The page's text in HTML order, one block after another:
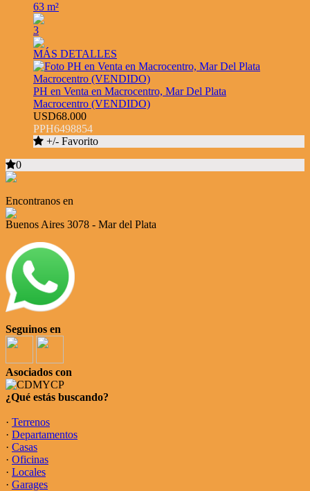
63 m²
3
MÁS DETALLES
PH en Venta en Macrocentro, Mar Del Plata
Macrocentro (VENDIDO)
USD68.000
PPH6498854
+/- Favorito
0
Encontranos en
Buenos Aires 3078 - Mar del Plata
Seguinos en
Asociados con
¿Qué estás buscando?
· Terrenos
· Departamentos
· Casas
· Oficinas
· Locales
· Garages